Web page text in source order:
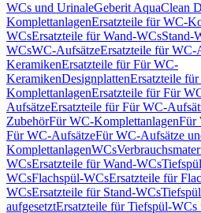
WCs und UrinaleGeberit AquaClean
KomplettanlagenErsatzteile für WC-
WCsErsatzteile für Wand-WCsStand-
WCsWC-AufsätzeErsatzteile für WC-
KeramikenErsatzteile für Für WC-
KeramikenDesignplattenErsatzteile
KomplettanlagenErsatzteile für Für
AufsätzeErsatzteile für Für WC-
ZubehörFür WC-KomplettanlagenFür
Für WC-AufsätzeFür WC-Aufsätze
KomplettanlagenWCs
WCsErsatzteile für Wand-WCs
WCsFlachspül-WCsErsatzteile für
WCsErsatzteile für Stand-WCs
aufgesetztErsatzteile für Tiefspül-WCs